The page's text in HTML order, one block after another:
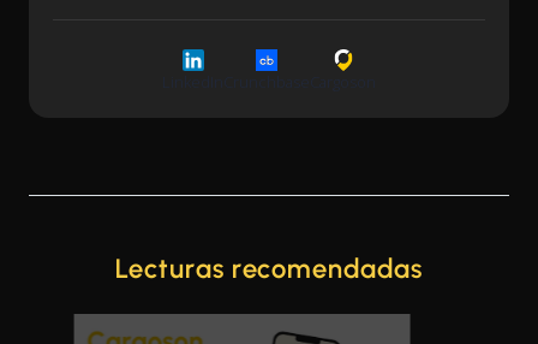
Lecturas recomendadas